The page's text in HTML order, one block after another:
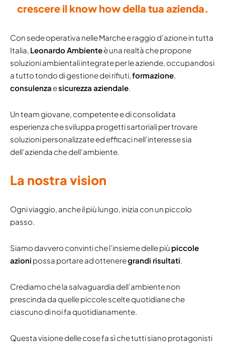
crescere il know how della tua azienda.
Con sede operativa nelle Marche e raggio d’azione in tutta
Italia, Leonardo Ambienteè una realtà che propone
soluzioni ambientali integrate per le aziende, occupandosi
a tutto tondo di gestione dei rifiuti,formazione,
consulenza esicurezza aziendale.
Un team giovane, competente e di consolidata
esperienza che sviluppa progetti sartoriali per trovare
soluzioni personalizzate ed efficaci nell’interesse sia
dell’azienda che dell’ambiente.
La nostra vision
Ogni viaggio, anche il più lungo, inizia con un piccolo
passo.
Siamo davvero convinti che l’insieme delle più piccole
azioni possa portare ad otteneregrandi risultati.
Crediamo che la salvaguardia dell’ambiente non
prescinda da quelle piccole scelte quotidiane che
ciascuno di noi fa quotidianamente.
Questa visione delle cose fa sì che tutti siano protagonisti